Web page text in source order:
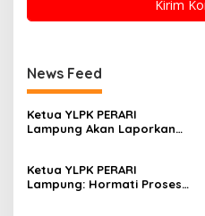
News Feed
Ketua YLPK PERARI
Lampung Akan Laporkan
Dicemarkan”
Ketua YLPK PERARI
Lampung: Hormati Proses